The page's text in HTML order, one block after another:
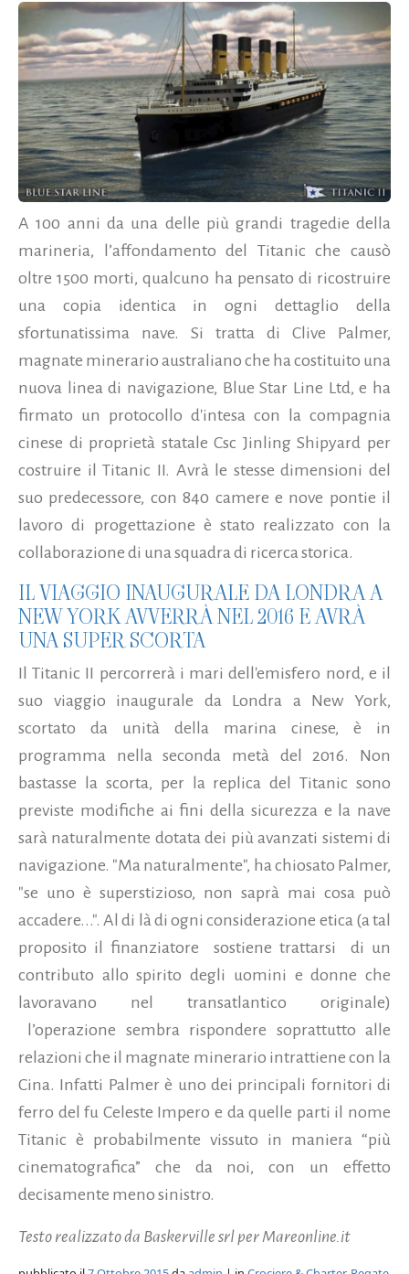
A 100 anni da una delle più grandi tragedie della
marineria, l’affondamento del Titanic che causò
oltre 1500 morti, qualcuno ha pensato di ricostruire
una copia identica in ogni dettaglio della
sfortunatissima nave. Si tratta di Clive Palmer,
magnate minerario australiano che ha costituito una
nuova linea di navigazione, Blue Star Line Ltd, e ha
firmato un protocollo d'intesa con la compagnia
cinese di proprietà statale Csc Jinling Shipyard per
costruire il Titanic II. Avrà le stesse dimensioni del
suo predecessore, con 840 camere e nove pontie il
lavoro di progettazione è stato realizzato con la
collaborazione di una squadra di ricerca storica.
IL VIAGGIO INAUGURALE DA LONDRA A
NEW YORK AVVERRÀ NEL 2016 E AVRÀ
UNA SUPER SCORTA
Il Titanic II percorrerà i mari dell'emisfero nord, e il
suo viaggio inaugurale da Londra a New York,
scortato da unità della marina cinese, è in
programma nella seconda metà del 2016. Non
bastasse la scorta, per la replica del Titanic sono
previste modifiche ai fini della sicurezza e la nave
sarà naturalmente dotata dei più avanzati sistemi di
navigazione. "Ma naturalmente", ha chiosato Palmer,
"se uno è superstizioso, non saprà mai cosa può
accadere...". Al di là di ogni considerazione etica (a tal
proposito il finanziatore sostiene trattarsi di un
contributo allo spirito degli uomini e donne che
lavoravano nel transatlantico originale)
l’operazione sembra rispondere soprattutto alle
relazioni che il magnate minerario intrattiene con la
Cina. Infatti Palmer è uno dei principali fornitori di
ferro del fu Celeste Impero e da quelle parti il nome
Titanic è probabilmente vissuto in maniera “più
cinematografica” che da noi, con un effetto
decisamente meno sinistro.
Testo realizzato da Baskerville srl per Mareonline.it